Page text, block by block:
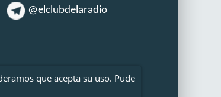
que acepta su uso. Pude
@elclubdelaradio